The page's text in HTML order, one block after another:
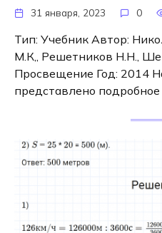
31 января, 2023 0
Тип: Учебник Автор:
М.К,, Решетников Н.Н.,
Просвещение Год: 2014
представлено подробное